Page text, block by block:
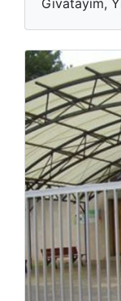
Givatayim,